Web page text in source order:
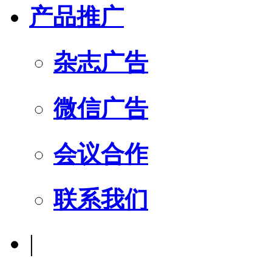
产品推广
杂志广告
微信广告
会议合作
联系我们
|